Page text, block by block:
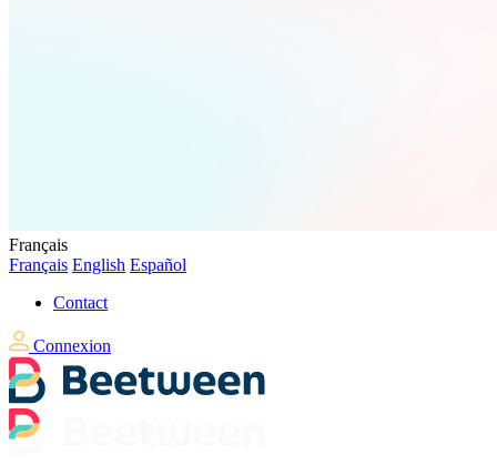
Français
Français English Español
Contact
Connexion